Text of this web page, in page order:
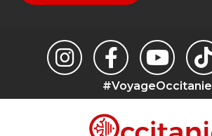
#VoyageOccitanie